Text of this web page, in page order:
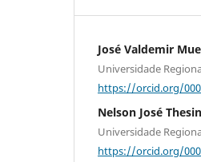
José Valdemir
Universidade
https://orcid.org/
Nelson José
Universidade
https://orcid.org/